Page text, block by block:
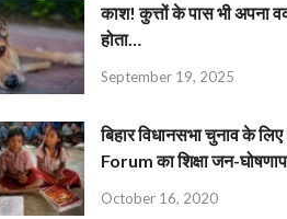
काश! कुत्तों के पास भी अपना
होता…
September 19, 2025
बिहार विधानसभा चुनाव के
Forum का शिक्षा जन-
October 16, 2020